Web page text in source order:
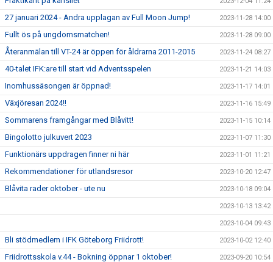
27 januari 2024 - Andra upplagan av Full Moon Jump! 2023-11-28 14:00
Fullt ös på ungdomsmatchen! 2023-11-28 09:00
Återanmälan till VT-24 är öppen för åldrarna 2011-2015 2023-11-24 08:27
40-talet IFK:are till start vid Adventsspelen 2023-11-21 14:03
Inomhussäsongen är öppnad! 2023-11-17 14:01
Växjöresan 2024!! 2023-11-16 15:49
Sommarens framgångar med Blåvitt! 2023-11-15 10:14
Bingolotto julkuvert 2023 2023-11-07 11:30
Funktionärs uppdragen finner ni här 2023-11-01 11:21
Rekommendationer för utlandsresor 2023-10-20 12:47
Blåvita rader oktober - ute nu 2023-10-18 09:04
2023-10-13 13:42
2023-10-04 09:43
Bli stödmedlem i IFK Göteborg Friidrott! 2023-10-02 12:40
Friidrottsskola v.44 - Bokning öppnar 1 oktober! 2023-09-20 10:54